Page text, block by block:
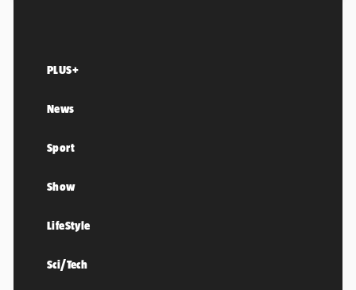
PLUS+
News
Sport
Show
LifeStyle
Sci/Tech